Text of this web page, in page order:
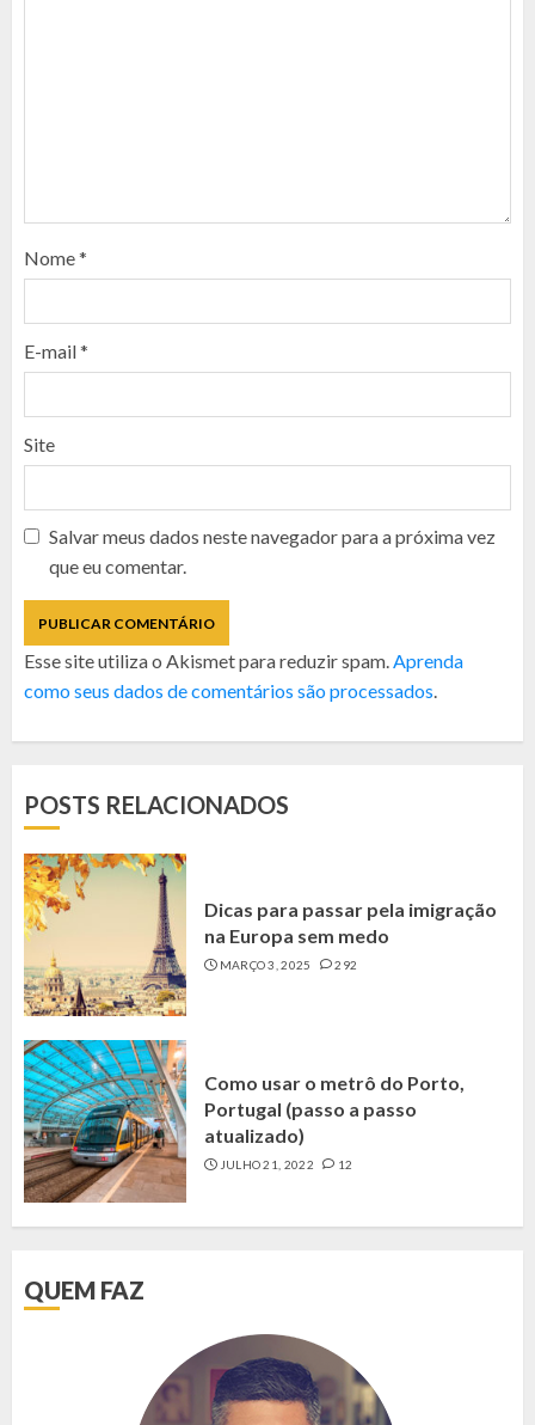
Nome*
E-mail*
Site
Salvar meus dados neste navegador para a próxima vez
que eu comentar.
Esse site utiliza o Akismet para reduzir spam.Aprenda
como seus dados de comentários são processados.
POSTS RELACIONADOS
Dicas para passar pela imigração
na Europa sem medo
MARÇO 3, 2025 292
Como usar o metrô do Porto,
Portugal (passo a passo
atualizado)
JULHO 21, 2022 12
QUEM FAZ